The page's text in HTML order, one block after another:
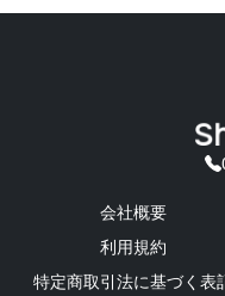
会社概要
利用規約
特定商取引法に基づく表